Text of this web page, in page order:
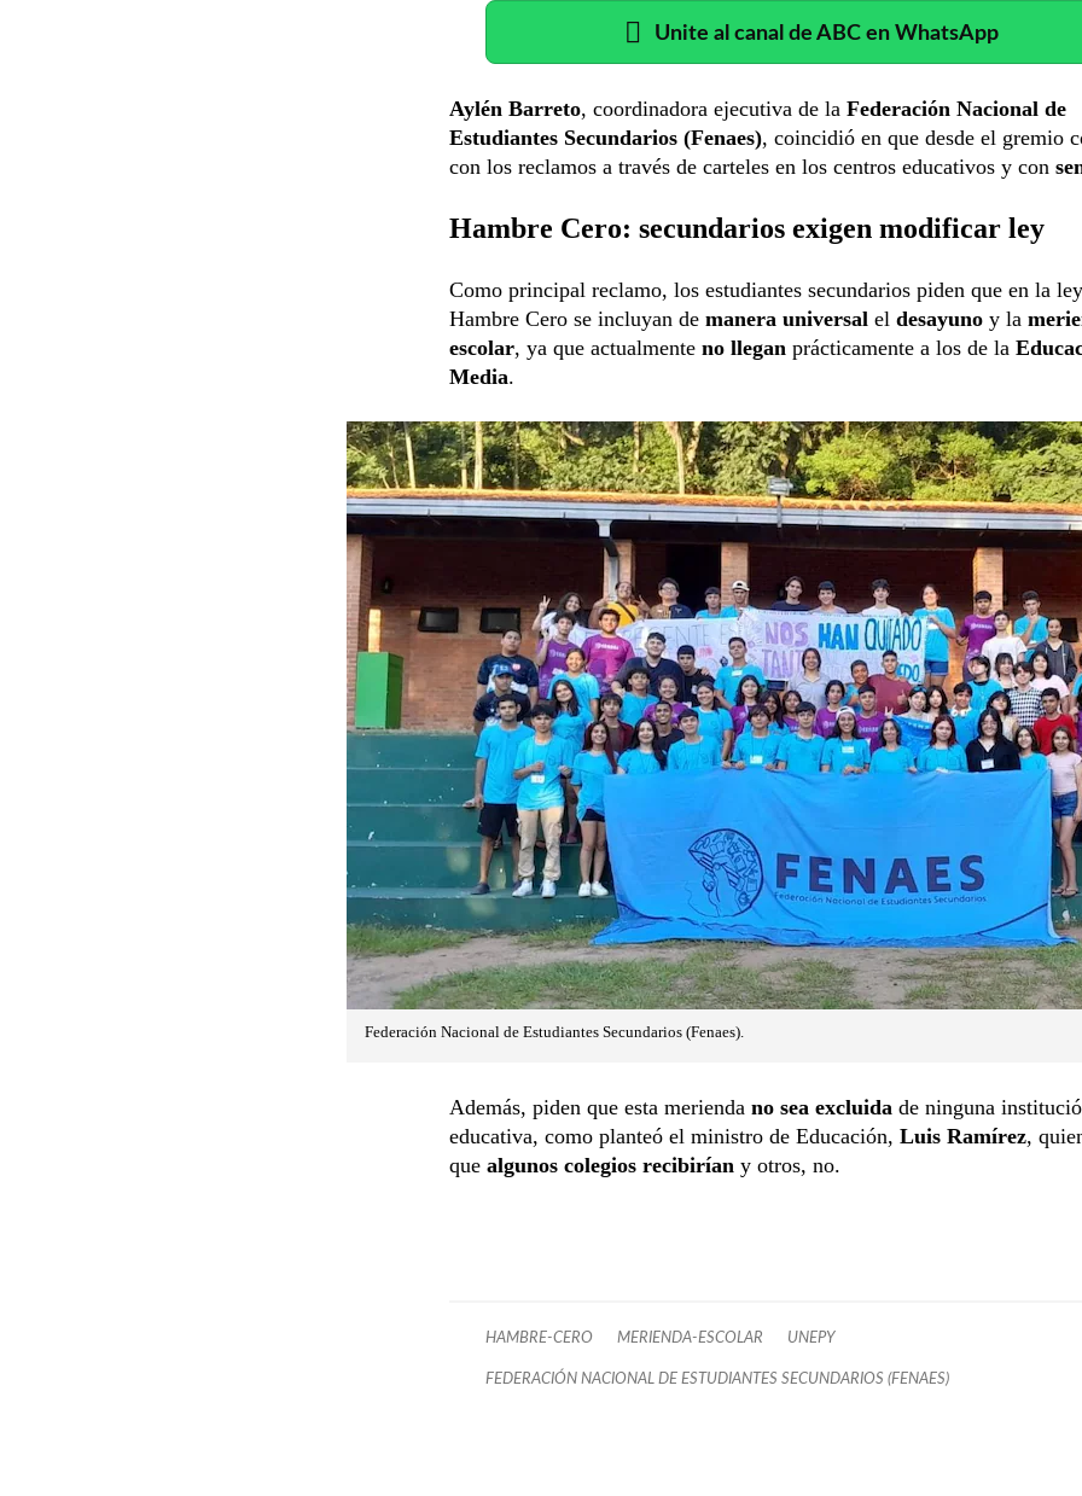
Unite al canal de ABC en WhatsApp
Aylén Barreto, coordinadora ejecutiva de la Federación Nacional de
Estudiantes Secundarios (Fenaes), coincidió en que desde el gremio
con los reclamos a través de carteles en los centros educativos y con
Hambre Cero: secundarios exigen modificar ley
Como principal reclamo, los estudiantes secundarios piden que en la
Hambre Cero se incluyan de manera universal el desayuno y la
escolar, ya que actualmente no llegan prácticamente a los de la
Media.
Federación Nacional de Estudiantes Secundarios (Fenaes).
Además, piden que esta merienda no sea excluida de ninguna
educativa, como planteó el ministro de Educación, Luis Ramírez,
que algunos colegios recibirían y otros, no.
HAMBRE-CERO MERIENDA-ESCOLAR UNEPY
FEDERACIÓN NACIONAL DE ESTUDIANTES SECUNDARIOS (FENAES)